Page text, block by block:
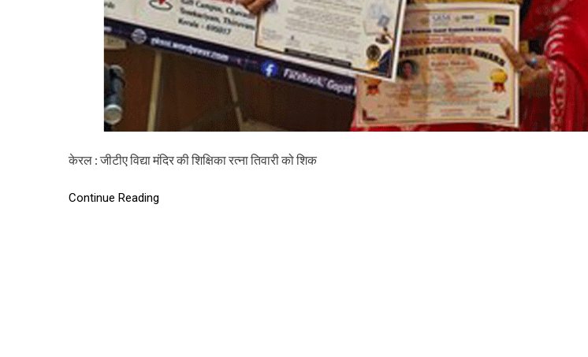
की
शि
क्षि
का
र
त्ना
ति
वा
री
को
केरल : जीटीए विद्या मंदिर की शिक्षिका रत्ना तिवारी को शिक
Continue Reading